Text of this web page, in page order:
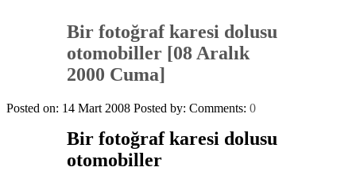
Bir fotoğraf karesi dolusu
otomobiller [08 Aralık
2000 Cuma]
Posted on: 14 Mart 2008 Posted by: Comments: 0
Bir fotoğraf karesi dolusu
otomobiller